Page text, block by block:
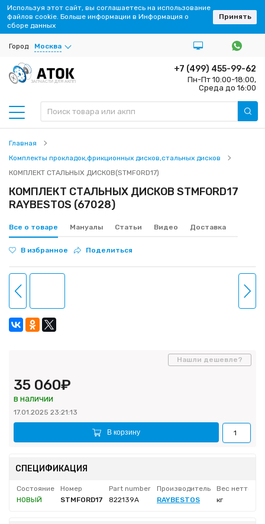
Город Москва
ЗАПЧАСТИ ДЛЯ АКПП
+7 (499) 455-99-62
Пн-Пт 10:00-18:00,
Среда до 16:00
Главная
Комплекты прокладок,фрикционных дисков,стальных дисков
КОМПЛЕКТ СТАЛЬНЫХ ДИСКОВ(STMFORD17)
КОМПЛЕКТ СТАЛЬНЫХ ДИСКОВ STMFORD17
RAYBESTOS (67028)
Все о товаре Мануалы Статьи Видео Доставка
В избранное Поделиться
35 060₽
в наличии
17.01.2025 23:21:13
В корзину
Нашли дешевле?
СПЕЦИФИКАЦИЯ
Состояние Номер Part number Производитель
Вес нетто
НОВЫЙ
STMFORD17 822139A RAYBESTOS кг
Используя этот сайт, вы соглашаетесь на использование
файлов cookie. Больше информации в Информация о
сборе данных
Принять